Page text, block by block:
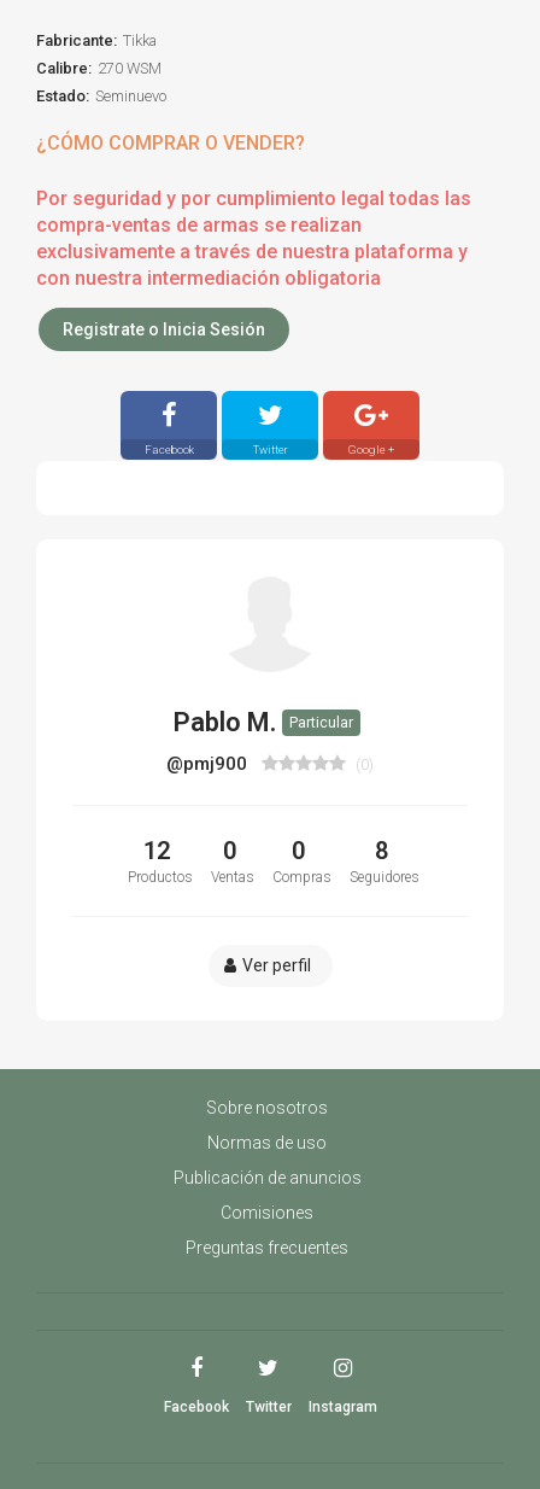
Fabricante: Tikka
Calibre: 270 WSM
Estado: Seminuevo
¿CÓMO COMPRAR O VENDER?
Por seguridad y por cumplimiento legal todas las
compra-ventas de armas se realizan
exclusivamente a través de nuestra plataforma y
con nuestra intermediación obligatoria
Registrate o Inicia Sesión
Facebook Twitter Google +
Pablo M. Particular
@pmj900 (0)
12
Productos
0
Ventas
0
Compras
8
Seguidores
Ver perfil
Sobre nosotros
Normas de uso
Publicación de anuncios
Comisiones
Preguntas frecuentes
Facebook Twitter Instagram